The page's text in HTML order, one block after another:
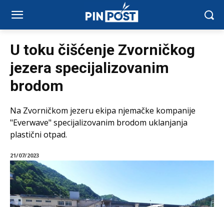
U toku čišćenje Zvorničkog
jezera specijalizovanim
brodom
Na Zvorničkom jezeru ekipa njemačke kompanije
"Everwave" specijalizovanim brodom uklanjanja
plastični otpad.
21/07/2023